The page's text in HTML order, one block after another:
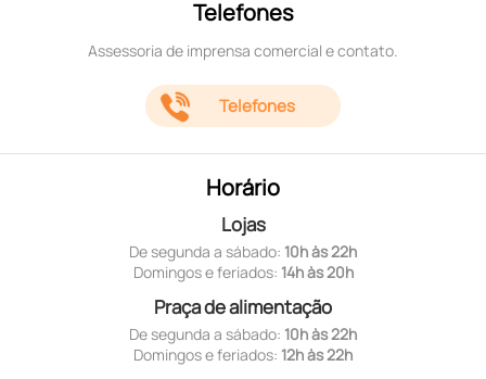
Telefones
Assessoria de imprensa comercial e contato.
Telefones
Horário
Lojas
De segunda a sábado: 10h às 22h
Domingos e feriados: 14h às 20h
Praça de alimentação
De segunda a sábado: 10h às 22h
Domingos e feriados: 12h às 22h